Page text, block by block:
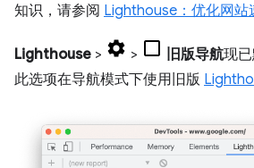
知识，请参阅 Lighthouse：优化网站
Lighthouse > > 旧版导航现已
此选项在导航模式下使用旧版